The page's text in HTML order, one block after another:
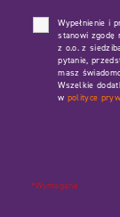
Wypełnienie i
stanowi zgodę
z o.o. z
pytanie,
masz
Wszelkie
w polityce
*Wymagane